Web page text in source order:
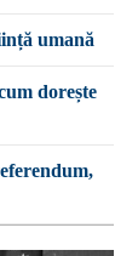
umană
dorește